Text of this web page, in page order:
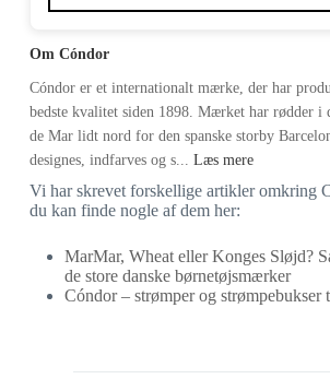
Om Cóndor
Cóndor er et internationalt mærke, der har
bedste kvalitet siden 1898. Mærket har rødder i
de Mar lidt nord for den spanske storby
designes, indfarves og s... Læs mere
Vi har skrevet forskellige artikler omkring
du kan finde nogle af dem her:
MarMar, Wheat eller Konges Sløjd?
de store danske børnetøjsmærker
Cóndor – strømper og strømpebukser